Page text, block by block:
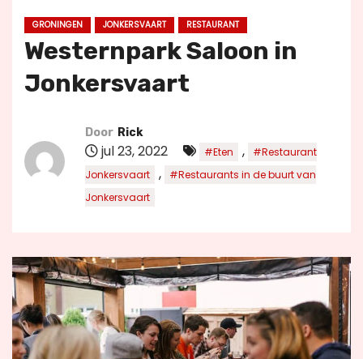
GRONINGEN JONKERSVAART RESTAURANT
Westernpark Saloon in
Jonkersvaart
Door Rick
jul 23, 2022 #Eten ,
#Restaurant
Jonkersvaart
,
#Restaurants in de buurt van
Jonkersvaart